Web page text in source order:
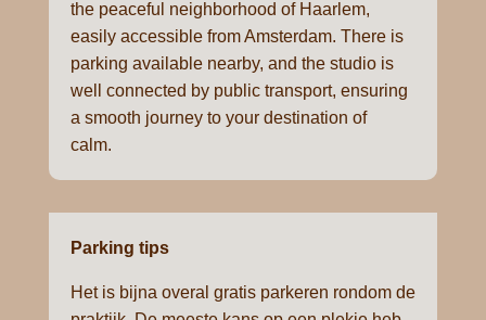
the peaceful neighborhood of Haarlem,
easily accessible from Amsterdam. There is
parking available nearby, and the studio is
well connected by public transport, ensuring
a smooth journey to your destination of
calm.
Parking tips
Het is bijna overal gratis parkeren rondom de